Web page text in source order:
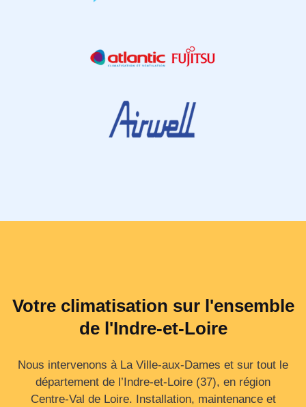
Votre climatisation sur l'ensemble
de l'Indre-et-Loire
Nous intervenons à La Ville-aux-Dames et sur tout le
département de l’Indre‑et‑Loire (37), en région
Centre‑Val de Loire. Installation, maintenance et